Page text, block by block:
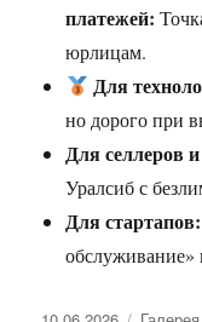
платежей:
юрлицам.
Для
но дорого при
Для селлеров
Уралсиб с
Для стартапов: